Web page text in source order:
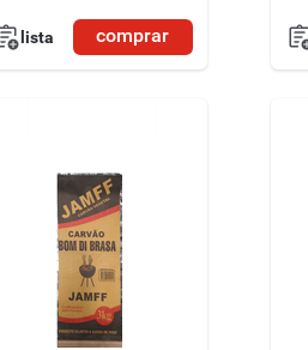
lista comprar